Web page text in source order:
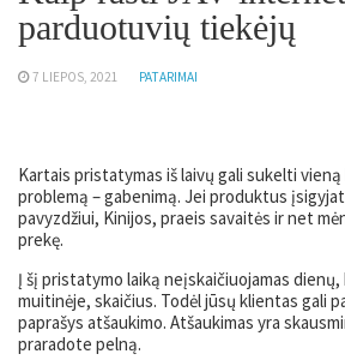
parduotuvių tiekėjų
7 LIEPOS, 2021 PATARIMAI
Kartais pristatymas iš laivų gali sukelti
problemą – gabenimą. Jei produktus
pavyzdžiui, Kinijos, praeis savaitės ir net
prekę.
Į šį pristatymo laiką neįskaičiuojamas
muitinėje, skaičius. Todėl jūsų klientas gali
paprašys atšaukimo. Atšaukimas yra
praradote pelną.